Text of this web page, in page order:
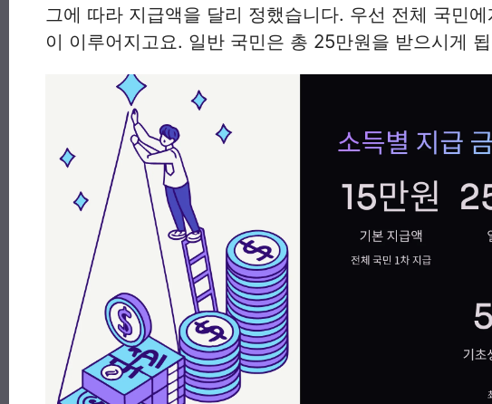
그에 따라 지급액을 달리 정했습니다. 우선 전체 국민
이 이루어지고요. 일반 국민은 총 25만원을 받으시게